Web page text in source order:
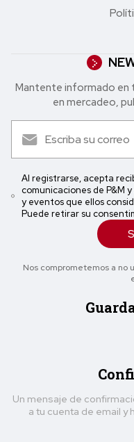
Mantente informado en
en mercadeo,
Al registrarse, acepta
comunicaciones de P&M
y eventos que ellos
Puede retirar su
Nos comprometemos a no
Un mensaje de
a tu cuenta de email y